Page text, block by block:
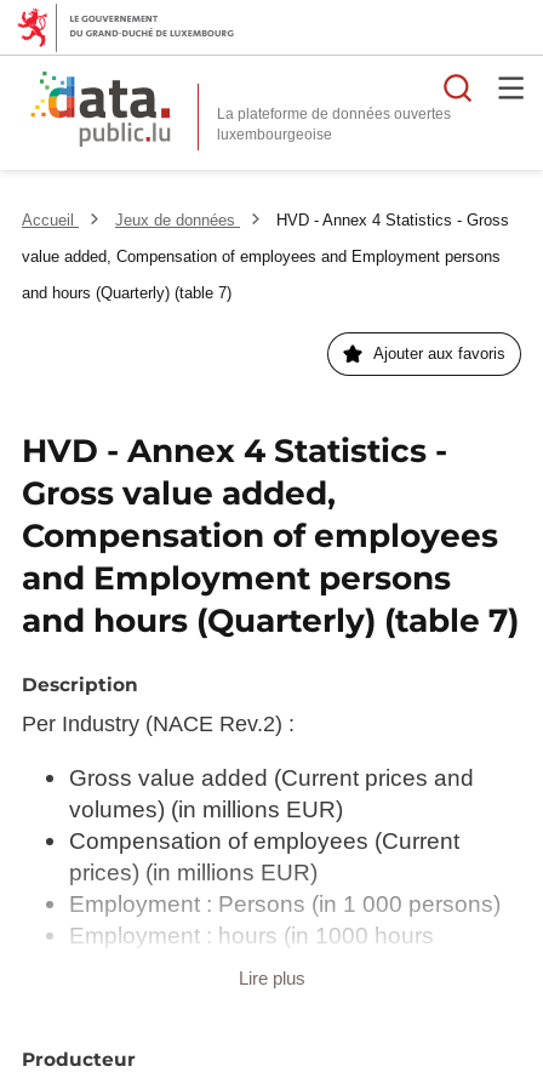
La plateforme de données ouvertes
Accueil Jeux de données
HVD - Annex 4 Statistics - Gross
value added, Compensation of employees and Employment persons
and hours (Quarterly) (table 7)
Ajouter aux favoris
HVD - Annex 4 Statistics -
Gross value added,
Compensation of employees
and Employment persons
and hours (Quarterly) (table 7)
Description
Per Industry (NACE Rev.2) :
Gross value added (Current prices and
volumes) (in millions EUR)
Compensation of employees (Current
prices) (in millions EUR)
Employment : Persons (in 1 000 persons)
Employment : hours (in 1000 hours
catalog.inspire.geoportail.lu
Lire plus
Producteur